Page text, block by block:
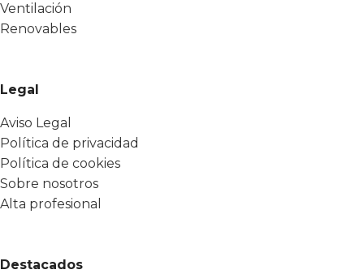
Ventilación
Renovables
Legal
Aviso Legal
Política de privacidad
Política de cookies
Sobre nosotros
Alta profesional
Destacados